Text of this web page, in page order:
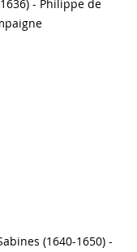
- Philippe de
(1640-1650) -